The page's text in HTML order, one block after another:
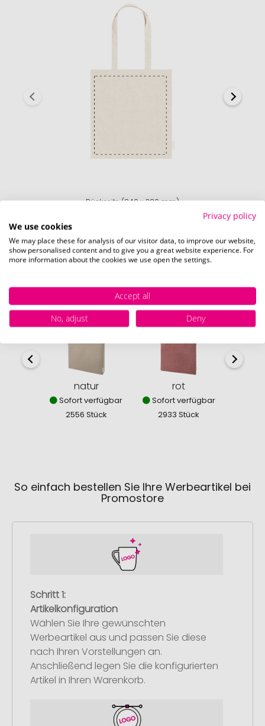
Rückseite (240 x 320 mm)
natur
Sofort verfügbar
2556 Stück
rot
Sofort verfügbar
2933 Stück
So einfach bestellen Sie Ihre Werbeartikel bei
Promostore
Schritt 1:
Artikelkonfiguration
Wählen Sie Ihre gewünschten
Werbeartikel aus und passen Sie diese
nach Ihren Vorstellungen an.
Anschließend legen Sie die konfigurierten
Artikel in Ihren Warenkorb.
Privacy policy
We use cookies
We may place these for analysis of our visitor data, to improve our website,
show personalised content and to give you a great website experience. For
more information about the cookies we use open the settings.
Accept all
No, adjust
Deny